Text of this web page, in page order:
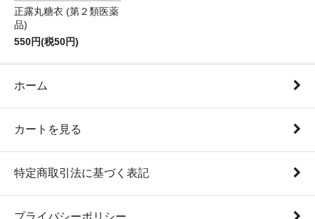
正露丸糖衣 (第２類医薬
品)
550円(税50円)
ホーム
カートを見る
特定商取引法に基づく表記